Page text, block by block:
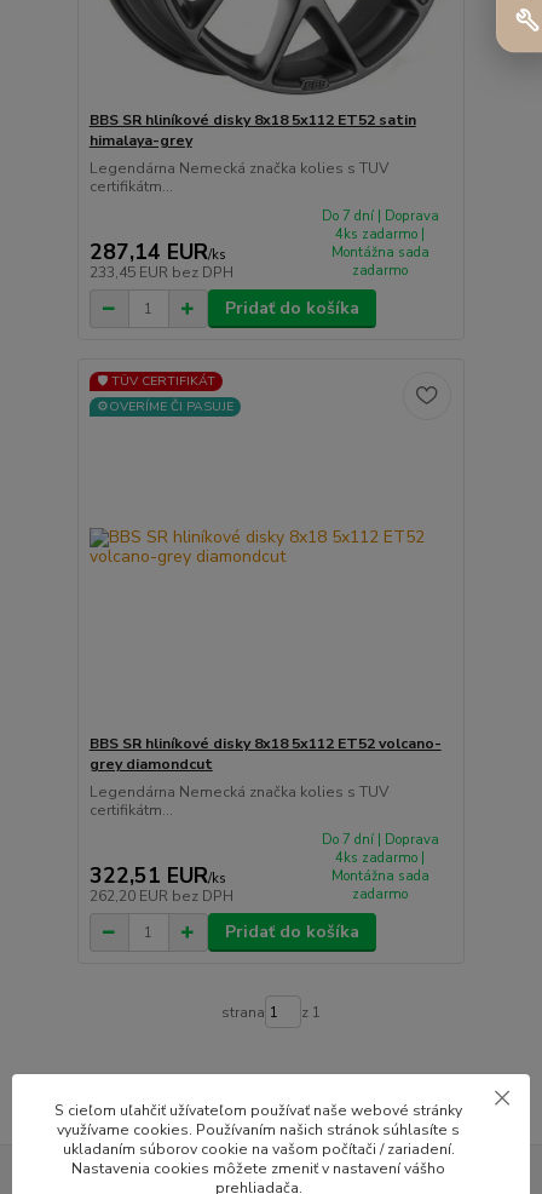
BBS SR hliníkové disky 8x18 5x112 ET52 satin
himalaya-grey
Legendárna Nemecká značka kolies s TUV
certifikátm...
287,14 EUR/ks
233,45 EUR bez DPH
Do 7 dní | Doprava
4ks zadarmo |
Montážna sada
zadarmo
Pridať do košíka
🛡️ TÜV CERTIFIKÁT
⚙️OVERÍME ČI PASUJE
BBS SR hliníkové disky 8x18 5x112 ET52 volcano-
grey diamondcut
Legendárna Nemecká značka kolies s TUV
certifikátm...
322,51 EUR/ks
262,20 EUR bez DPH
Do 7 dní | Doprava
4ks zadarmo |
Montážna sada
zadarmo
Pridať do košíka
strana z 1
S cieľom uľahčiť užívateľom používať naše webové stránky
využívame cookies. Používaním našich stránok súhlasíte s
ukladaním súborov cookie na vašom počítači / zariadení.
Nastavenia cookies môžete zmeniť v nastavení vášho
prehliadača.